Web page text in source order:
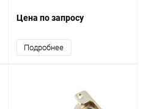
Цена по запросу
Подробнее